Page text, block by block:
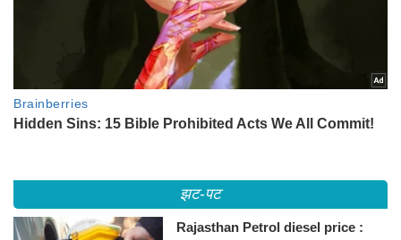
झट-पट
Rajasthan Petrol diesel price :